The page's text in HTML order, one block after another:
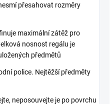
přesahovat rozměry
maximální zátěž pro
nosnost regálu je
předmětů
police. Nejtěžší předměty
neposouvejte je po povrchu